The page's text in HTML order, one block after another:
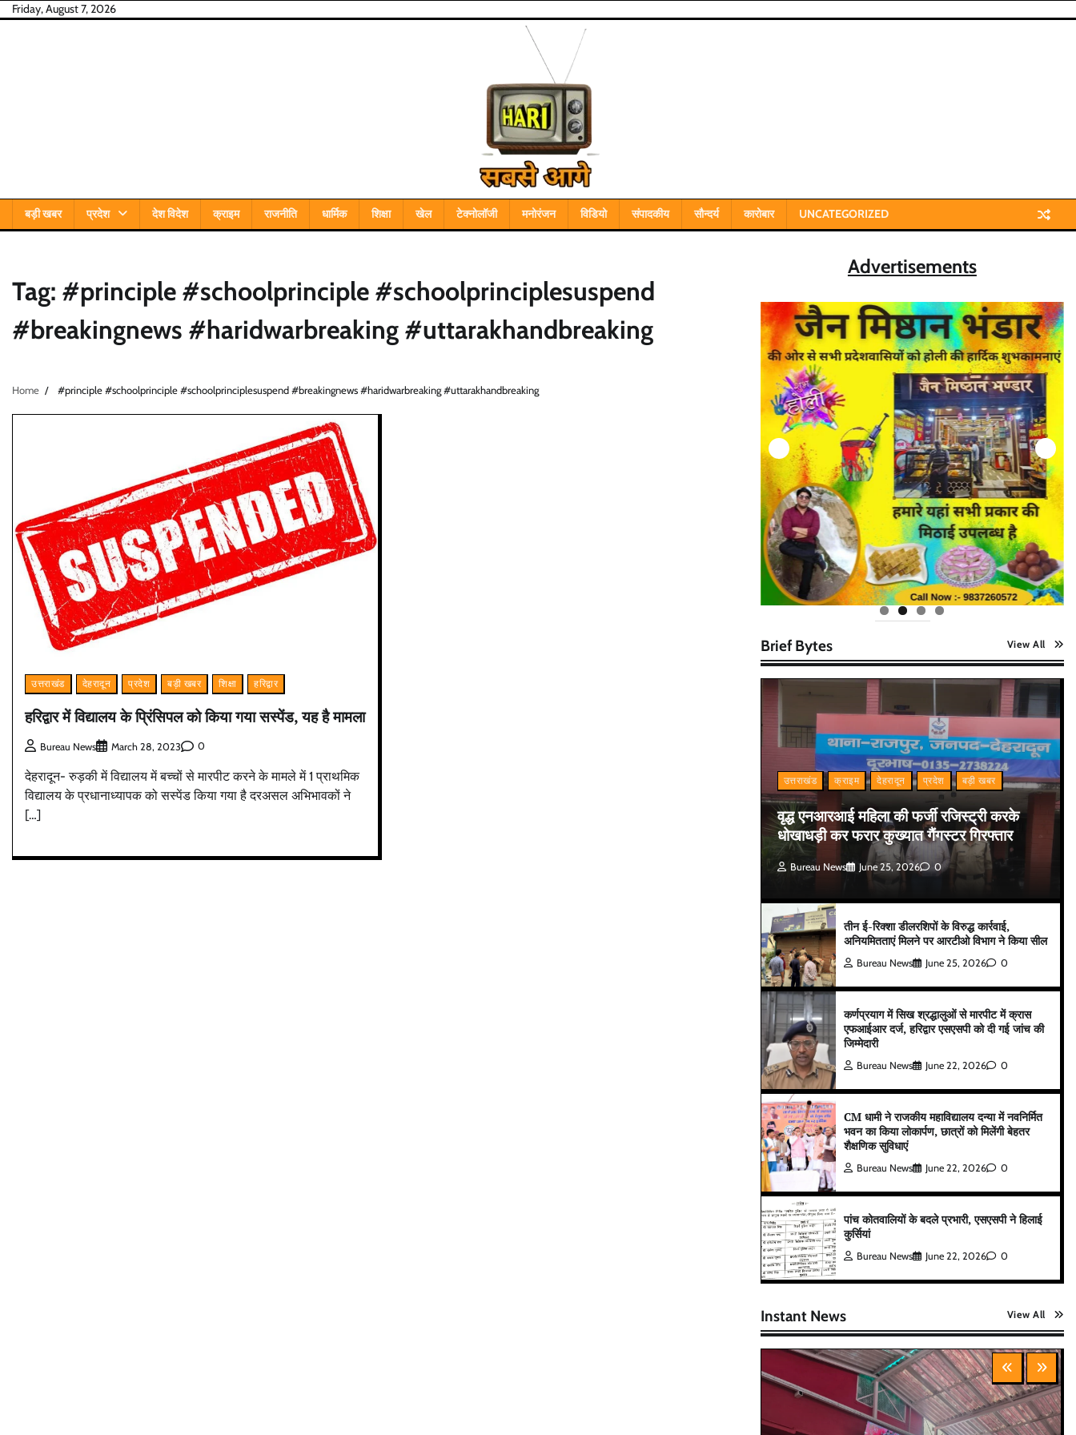
SkipFriday, August 7, 2026
बड़ी खबर प्रदेश देश विदेश क्राइम राजनीति धार्मिक शिक्षा खेल टेक्नोलॉजी मनोरंजन विडियो संपादकीय सौन्दर्य कारोबार UNCATEGORIZED
Tag: #principle #schoolprinciple #schoolprinciplesuspend
#breakingnews #haridwarbreaking #uttarakhandbreaking
Home #principle #schoolprinciple #schoolprinciplesuspend #breakingnews #haridwarbreaking #uttarakhandbreaking
उत्तराखंड देहरादून प्रदेश बड़ी खबर शिक्षा हरिद्वार
हरिद्वार में विद्यालय के प्रिंसिपल को किया गया सस्पेंड, यह है मामला
Bureau News March 28, 2023 0
देहरादून- रुड़की में विद्यालय में बच्चों से मारपीट करने के मामले में 1 प्राथमिक
विद्यालय के प्रधानाध्यापक को सस्पेंड किया गया है दरअसल अभिभावकों ने
[…]
Advertisements
Brief Bytes View All
उत्तराखंड क्राइम देहरादून प्रदेश बड़ी खबर
वृद्ध एनआरआई महिला की फर्जी रजिस्ट्री करके
धोखाधड़ी कर फरार कुख्यात गैंगस्टर गिरफ्तार
Bureau News June 25, 2026 0
तीन ई-रिक्शा डीलरशिपों के विरुद्ध कार्रवाई,
अनियमितताएं मिलने पर आरटीओ विभाग ने किया सील
Bureau News June 25, 2026 0
कर्णप्रयाग में सिख श्रद्धालुओं से मारपीट में क्रास
एफआईआर दर्ज, हरिद्वार एसएसपी को दी गई जांच की
जिम्मेदारी
Bureau News June 22, 2026 0
CM धामी ने राजकीय महाविद्यालय दन्या में नवनिर्मित
भवन का किया लोकार्पण, छात्रों को मिलेंगी बेहतर
शैक्षणिक सुविधाएं
Bureau News June 22, 2026 0
पांच कोतवालियों के बदले प्रभारी, एसएसपी ने हिलाई
कुर्सियां
Bureau News June 22, 2026 0
Instant News View All